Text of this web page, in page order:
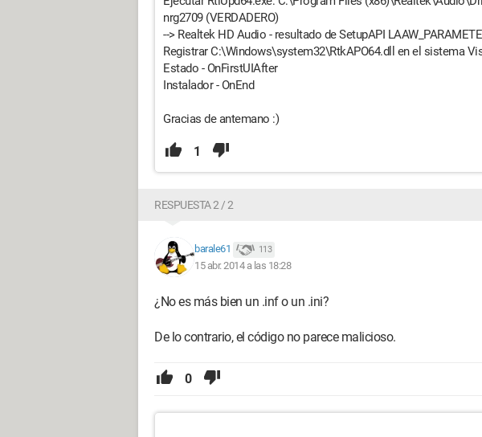
nrg2709 (VERDADERO)
--> Realtek HD Audio - resultado de SetupAPI
Registrar C:\Windows\system32\RtkAPO64.dll en el sistema
Estado - OnFirstUIAfter
Instalador - OnEnd
Gracias de antemano :)
1
RESPUESTA 2 / 2
barale61 113
15 abr. 2014 a las 18:28
¿No es más bien un .inf o un .ini?
De lo contrario, el código no parece malicioso.
0